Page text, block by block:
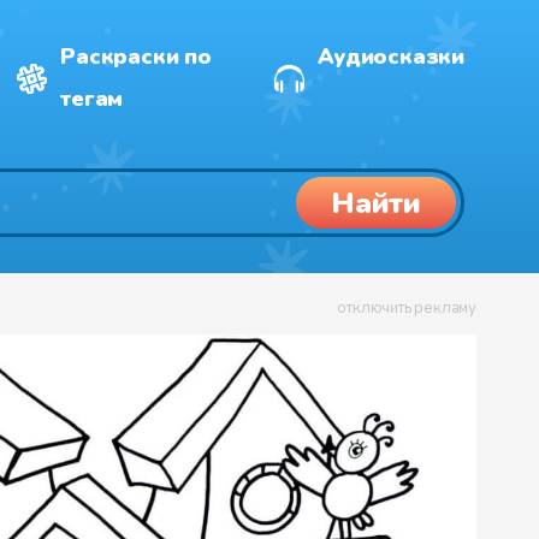
Раскраски по
тегам
Аудиосказки
Найти
отключить рекламу